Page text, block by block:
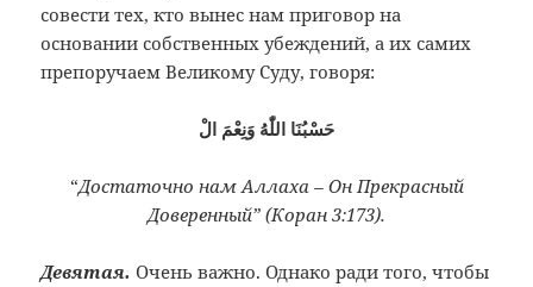
совести тех, кто вынес нам приговор на
основании собственных убеждений, а их самих
препоручаем Великому Суду, говоря:
حَسْبُنَا اللّٰهُ وَنِعْمَ الْ
“Достаточно нам Аллаха – Он Прекрасный
Доверенный” (Коран 3:173).
Девятая. Очень важно. Однако ради того, чтобы